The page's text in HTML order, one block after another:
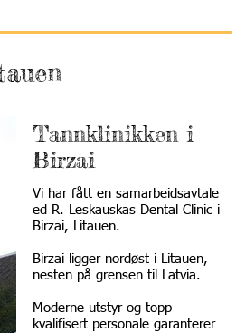
Tannklinikken i
Birzai
Vi har fått en samarbeidsavtale
ed R. Leskauskas Dental Clinic i
Birzai, Litauen.
Birzai ligger nordøst i Litauen,
nesten på grensen til Latvia.
Moderne utstyr og topp
kvalifisert personale garanterer